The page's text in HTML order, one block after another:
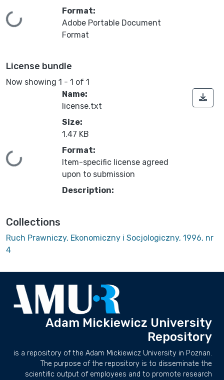
Loading...
Format:
Adobe Portable Document
Format
License bundle
Now showing 1 - 1 of 1
Loading...
Name:
license.txt
Size:
1.47 KB
Format:
Item-specific license agreed
upon to submission
Description:
Collections
Ruch Prawniczy, Ekonomiczny i Socjologiczny, 1996, nr
4
Adam Mickiewicz University
Repository
is a repository of the Adam Mickiewicz University in Poznan.
The purpose of the repository is to disseminate the
scientific output of employees and to promote research